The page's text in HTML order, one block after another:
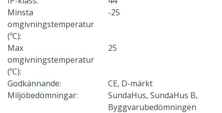
Minsta
omgivningstemperatur
(ºC):
-25
Max
omgivningstemperatur
(ºC):
25
Godkännande:
CE, D-märkt
Miljöbedömningar:
SundaHus, SundaHus B,
Byggvarubedömningen